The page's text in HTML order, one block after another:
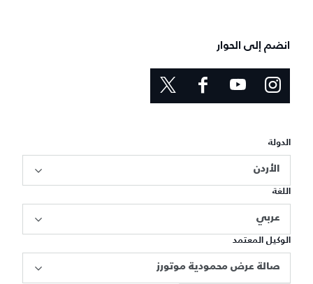
انضم إلى الحوار
الدولة
الأردن
اللغة
عربي
الوكيل المعتمد
صالة عرض محمودية موتورز